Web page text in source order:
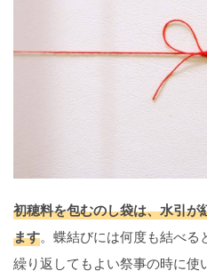
初穂料を包むのし袋は、水引
ます。蝶結びには何度も結べ
繰り返してもよい祭事の時に使